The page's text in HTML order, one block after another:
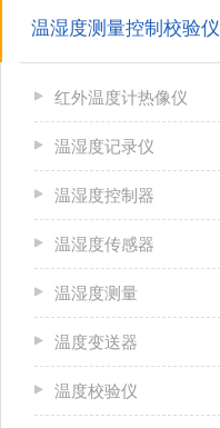
温湿度测量控制校验仪
红外温度计热像仪
温湿度记录仪
温湿度控制器
温湿度传感器
温湿度测量
温度变送器
温度校验仪